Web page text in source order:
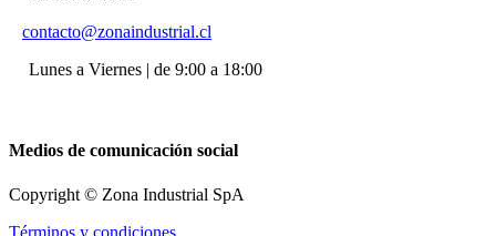
contacto@zonaindustrial.cl
Lunes a Viernes | de 9:00 a 18:00
Medios de comunicación social
Copyright © Zona Industrial SpA
Términos y condiciones